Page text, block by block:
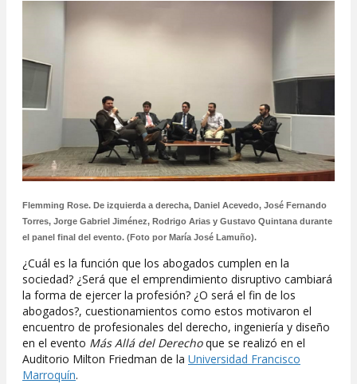
Flemming Rose. De izquierda a derecha, Daniel Acevedo, José Fernando
Torres, Jorge Gabriel Jiménez, Rodrigo Arias y Gustavo Quintana durante
el panel final del evento. (Foto por María José Lamuño).
¿Cuál es la función que los abogados cumplen en la
sociedad? ¿Será que el emprendimiento disruptivo cambiará
la forma de ejercer la profesión? ¿O será el fin de los
abogados?, cuestionamientos como estos motivaron el
encuentro de profesionales del derecho, ingeniería y diseño
en el evento Más Allá del Derechoque se realizó en el
Auditorio Milton Friedman de la Universidad Francisco
Marroquín.